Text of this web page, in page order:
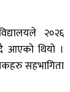
२०२६
आएको थियो ।
सहभागिता